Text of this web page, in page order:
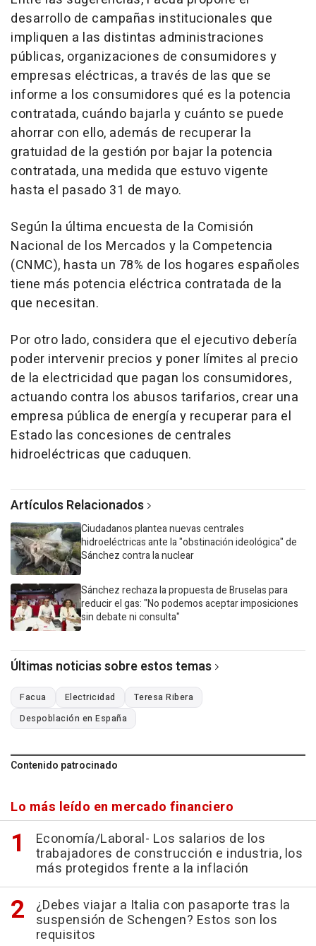
desarrollo de campañas institucionales que
impliquen a las distintas administraciones
públicas, organizaciones de consumidores y
empresas eléctricas, a través de las que se
informe a los consumidores qué es la potencia
contratada, cuándo bajarla y cuánto se puede
ahorrar con ello, además de recuperar la
gratuidad de la gestión por bajar la potencia
contratada, una medida que estuvo vigente
hasta el pasado 31 de mayo.
Según la última encuesta de la Comisión
Nacional de los Mercados y la Competencia
(CNMC), hasta un 78% de los hogares españoles
tiene más potencia eléctrica contratada de la
que necesitan.
Por otro lado, considera que el ejecutivo debería
poder intervenir precios y poner límites al precio
de la electricidad que pagan los consumidores,
actuando contra los abusos tarifarios, crear una
empresa pública de energía y recuperar para el
Estado las concesiones de centrales
hidroeléctricas que caduquen.
Artículos Relacionados
Ciudadanos plantea nuevas centrales
hidroeléctricas ante la "obstinación ideológica" de
Sánchez contra la nuclear
Sánchez rechaza la propuesta de Bruselas para
reducir el gas: "No podemos aceptar imposiciones
sin debate ni consulta"
Últimas noticias sobre estos temas
Facua Electricidad
Teresa Ribera
Despoblación en España
Contenido patrocinado
Lo más leído en mercado financiero
Economía/Laboral- Los salarios de los
trabajadores de construcción e industria, los
más protegidos frente a la inflación
¿Debes viajar a Italia con pasaporte tras la
suspensión de Schengen? Estos son los
requisitos